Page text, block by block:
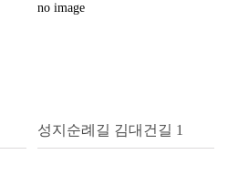
no image
성지순례길 김대건길 1